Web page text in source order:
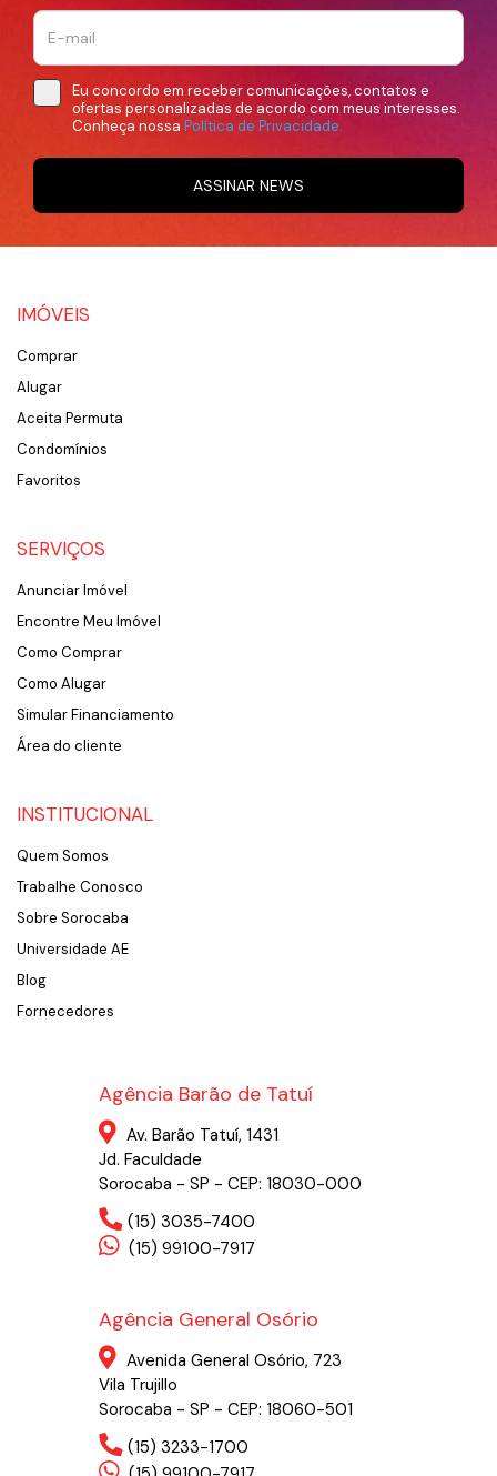
Eu concordo em receber comunicações, contatos e
ofertas personalizadas de acordo com meus interesses.
Conheça nossa Política de Privacidade.
ASSINAR NEWS
IMÓVEIS
Comprar
Alugar
Aceita Permuta
Condomínios
Favoritos
SERVIÇOS
Anunciar Imóvel
Encontre Meu Imóvel
Como Comprar
Como Alugar
Simular Financiamento
Área do cliente
INSTITUCIONAL
Quem Somos
Trabalhe Conosco
Sobre Sorocaba
Universidade AE
Blog
Fornecedores
Agência Barão de Tatuí
Av. Barão Tatuí, 1431
Jd. Faculdade
Sorocaba - SP - CEP: 18030-000
(15) 3035-7400
(15) 99100-7917
Agência General Osório
Avenida General Osório, 723
Vila Trujillo
Sorocaba - SP - CEP: 18060-501
(15) 3233-1700